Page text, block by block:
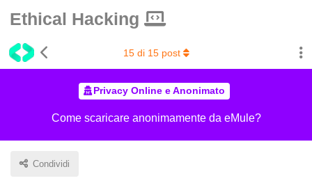
Ethical Hacking
Privacy Online e Anonimato
Come scaricare anonimamente da eMule?
Condividi
15di 15post